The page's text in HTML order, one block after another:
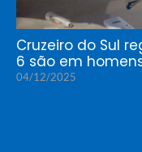
Cruzeiro do Sul
6 são em
04/12/2025